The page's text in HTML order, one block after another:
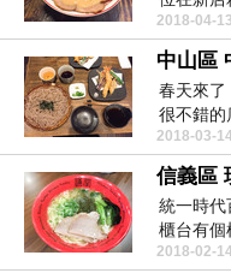
爺日式拉
2018-04-13
春天來了
很不錯的
ば二月半
2018-03-
統一時代
櫃台有個
吃完飯拍
2018-02-